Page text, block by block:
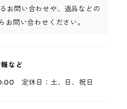
お問い合わせや、返品などの
お問い合わせください。
など
定休日：土、日、祝日